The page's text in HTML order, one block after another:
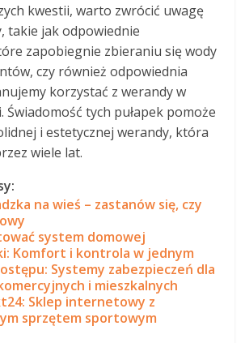
kwestii, warto zwrócić uwagę
takie jak odpowiednie
zapobiegnie zbieraniu się wody
czy również odpowiednia
korzystać z werandy w
Świadomość tych pułapek pomoże
i estetycznej werandy, która
wiele lat.
na wieś – zastanów się, czy
system domowej
Komfort i kontrola w jednym
Systemy zabezpieczeń dla
i mieszkalnych
Sklep internetowy z
sprzętem sportowym